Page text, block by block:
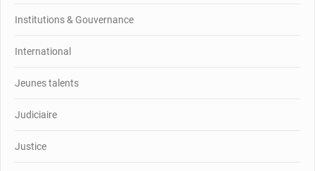
Institutions & Gouvernance
International
Jeunes talents
Judiciaire
Justice